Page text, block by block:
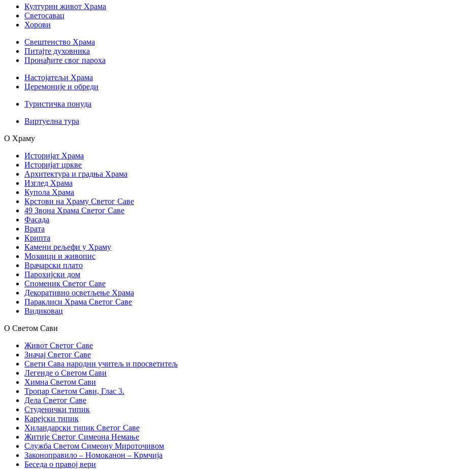
Културни живот Храма
Светосавац
Хорови
Свештенство Храма
Питајте духовника
Пронађите свог пароха
Настојатељи Храма
Церемоније и обреди
Туристичка понуда
Виртуелна тура
О Храму
Историјат Храма
Историјат цркве
Архитектура и градња Храма
Изглед Храма
Купола Храма
Крстови на Храму Светог Саве
49 Звона Храма Светог Саве
Фасада
Врата
Крипта
Камени рељефи у Храму
Мозаици и живопис
Врачарски плато
Парохијски дом
Споменик Светог Саве
Декоративно осветљење Храма
Параклиси Храма Светог Саве
Видиковац
О Светом Сави
Живот Светог Саве
Значај Светог Саве
Свети Сава народни учитељ и просветитељ
Легенде о Светом Сави
Химна Светом Сави
Тропар Светом Сави, Глас 3.
Дела Светог Саве
Студенички типик
Карејски типик
Хиландарски типик Светог Саве
Житије Светог Симеона Немање
Служба Светом Симеону Мироточивом
Законоправило – Номоканон – Крмчија
Беседа о правој вери